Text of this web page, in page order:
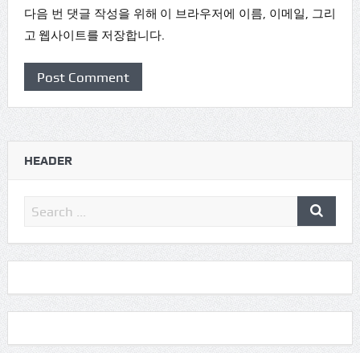
다음 번 댓글 작성을 위해 이 브라우저에 이름, 이메일, 그리
고 웹사이트를 저장합니다.
HEADER